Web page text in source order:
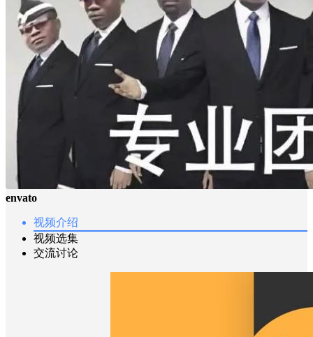
envato
视频介绍
视频选集
交流讨论